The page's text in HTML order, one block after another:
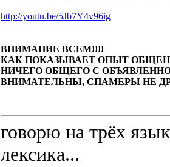
http://youtu.be/5Jb7Y4v96ig
ВНИМАНИЕ ВСЕМ!!!!
КАК ПОКАЗЫВАЕТ ОПЫТ
НИЧЕГО ОБЩЕГО С ОБЪЯВЛЕННОЙ
ВНИМАТЕЛЬНЫ, СПАМЕРЫ НЕ
говорю на трёх
лексика...